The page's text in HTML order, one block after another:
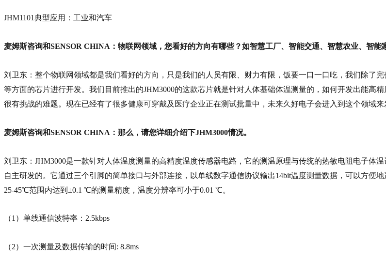
JHM1101典型应用：工业和汽车
麦姆斯咨询和SENSOR CHINA：物联网领域，您看好的方向有哪些？如智慧工厂、智能交通、智慧农业、智
刘卫东：整个物联网领域都是我们看好的方向，只是我们的人员有限、财力有限，饭要一口一口吃，我们除了
等方面的芯片进行开发。我们目前推出的JHM3000的这款芯片就是针对人体基础体温测量的，如何开发出能高
很有挑战的难题。现在已经有了很多健康可穿戴及医疗企业正在测试批量中，未来久好电子会进入到这个领域来
麦姆斯咨询和SENSOR CHINA：那么，请您详细介绍下JHM3000情况。
刘卫东：JHM3000是一款针对人体温度测量的高精度温度传感器电路，它的测温原理与传统的热敏电阻电子
自主研发的。它通过三个引脚的简单接口与外部连接，以单线数字通信协议输出14bit温度测量数据，可以方便
25-45℃范围内达到±0.1 ℃的测量精度，温度分辨率可小于0.01 ℃。
（1）单线通信波特率：2.5kbps
（2）一次测量及数据传输的时间: 8.8ms